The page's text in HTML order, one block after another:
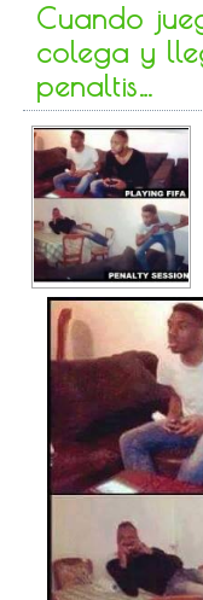
Cuando
colega y
penaltis…